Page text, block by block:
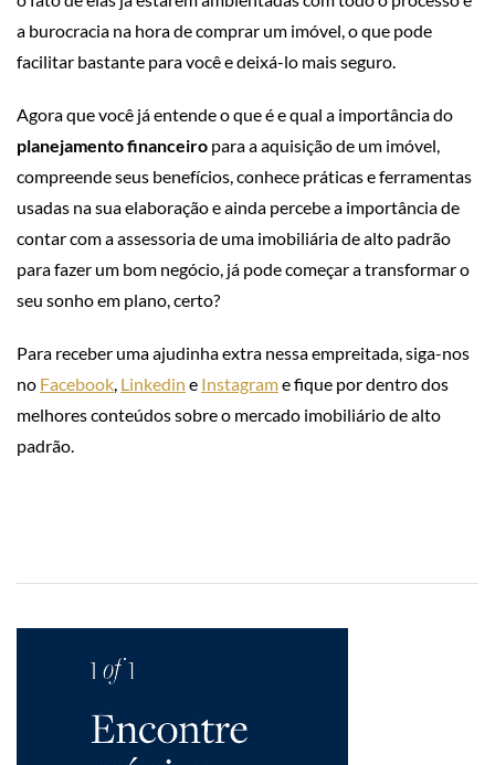
a burocracia na hora de comprar um imóvel, o que pode
facilitar bastante para você e deixá-lo mais seguro.
Agora que você já entende o que é e qual a importância do
planejamento financeiro para a aquisição de um imóvel,
compreende seus benefícios, conhece práticas e ferramentas
usadas na sua elaboração e ainda percebe a importância de
contar com a assessoria de uma imobiliária de alto padrão
para fazer um bom negócio, já pode começar a transformar o
seu sonho em plano, certo?
Para receber uma ajudinha extra nessa empreitada, siga-nos
no Facebook, Linkedin e Instagrame fique por dentro dos
melhores conteúdos sobre o mercado imobiliário de alto
padrão.